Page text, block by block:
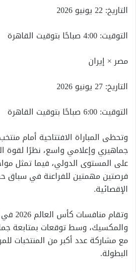
التاريخ: 22 يونيو 2026
التوقيت: 4:00 صباحًا بتوقيت القاهرة
مصر × إيران
التاريخ: 27 يونيو 2026
التوقيت: 6:00 صباحًا بتوقيت القاهرة
وتحظى المباراة الافتتاحية أمام
جماهيري وإعلامي واسع، نظرًا لقوة
على المستوى الدولي، فيما تمثل
فرصتين مهمتين للفراعنة في سباق
الإقصائية.
وتقام
والمكسيك، وسط توقعات بمتابعة
مع مشاركة عدد أكبر من المنتخبات
البطولة.